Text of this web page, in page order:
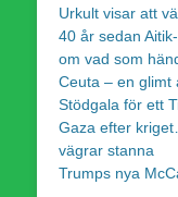
Urkult visar att
40 år sedan
om vad som
Ceuta – en glimt
Stödgala för ett
Gaza efter
vägrar stanna
Trumps nya